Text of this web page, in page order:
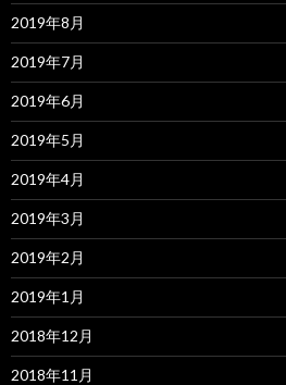
2019年8月
2019年7月
2019年6月
2019年5月
2019年4月
2019年3月
2019年2月
2019年1月
2018年12月
2018年11月